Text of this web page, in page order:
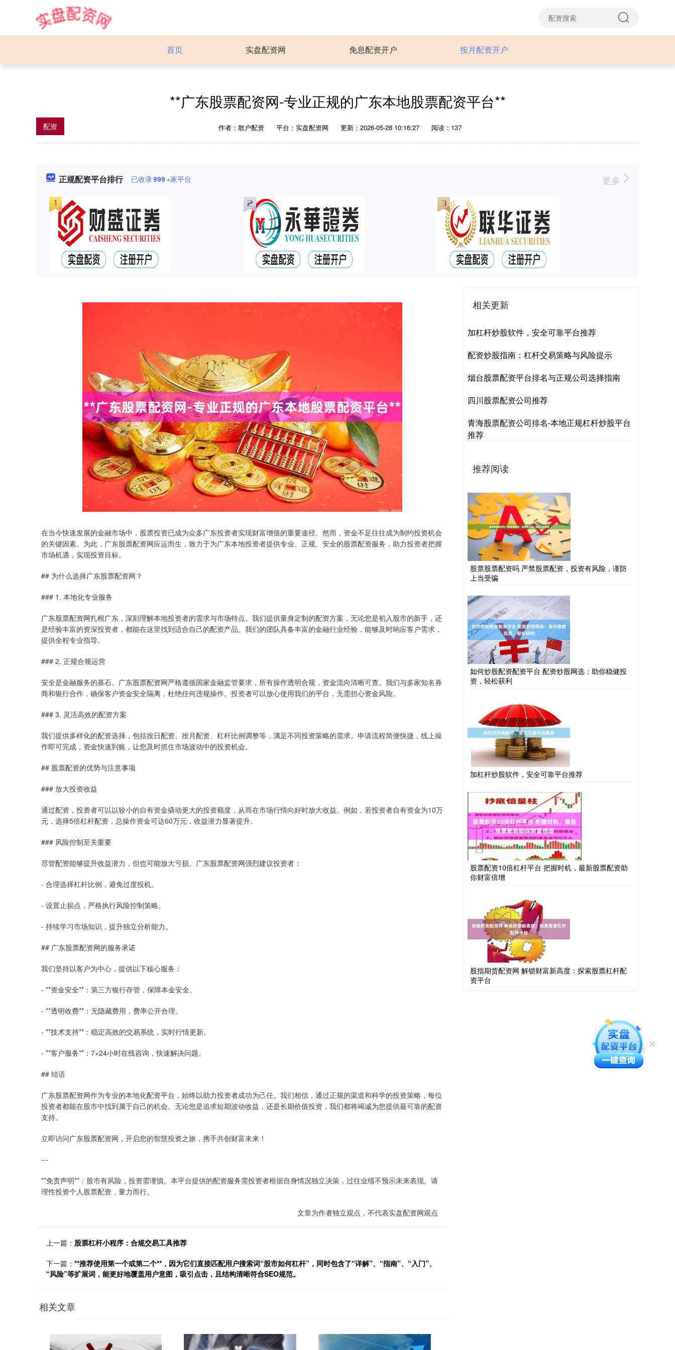
首页 实盘配资网 免息配资开户 按月配资开户
**广东股票配资网-专业正规的广东本地股票配资平台**
配资 作者：散户配资 平台：实盘配资网 更新：2026-05-28 10:16:27 阅读：137
正规配资平台排行 已收录999+家平台 更多
在当今快速发展的金融市场中，股票投资已成为众多广东投资者实现财富增值的重要途径。然而，资金不足往往成为制约投资机会
的关键因素。为此，广东股票配资网应运而生，致力于为广东本地投资者提供专业、正规、安全的股票配资服务，助力投资者把握
市场机遇，实现投资目标。
## 为什么选择广东股票配资网？
### 1. 本地化专业服务
广东股票配资网扎根广东，深刻理解本地投资者的需求与市场特点。我们提供量身定制的配资方案，无论您是初入股市的新手，还
是经验丰富的资深投资者，都能在这里找到适合自己的配资产品。我们的团队具备丰富的金融行业经验，能够及时响应客户需求，
提供全程专业指导。
### 2. 正规合规运营
安全是金融服务的基石。广东股票配资网严格遵循国家金融监管要求，所有操作透明合规，资金流向清晰可查。我们与多家知名券
商和银行合作，确保客户资金安全隔离，杜绝任何违规操作。投资者可以放心使用我们的平台，无需担心资金风险。
### 3. 灵活高效的配资方案
我们提供多样化的配资选择，包括按日配资、按月配资、杠杆比例调整等，满足不同投资策略的需求。申请流程简便快捷，线上操
作即可完成，资金快速到账，让您及时抓住市场波动中的投资机会。
## 股票配资的优势与注意事项
### 放大投资收益
通过配资，投资者可以以较小的自有资金撬动更大的投资额度，从而在市场行情向好时放大收益。例如，若投资者自有资金为10万
元，选择5倍杠杆配资，总操作资金可达60万元，收益潜力显著提升。
### 风险控制至关重要
尽管配资能够提升收益潜力，但也可能放大亏损。广东股票配资网强烈建议投资者：
- 合理选择杠杆比例，避免过度投机。
- 设置止损点，严格执行风险控制策略。
- 持续学习市场知识，提升独立分析能力。
## 广东股票配资网的服务承诺
我们坚持以客户为中心，提供以下核心服务：
- **资金安全**：第三方银行存管，保障本金安全。
- **透明收费**：无隐藏费用，费率公开合理。
- **技术支持**：稳定高效的交易系统，实时行情更新。
- **客户服务**：7×24小时在线咨询，快速解决问题。
## 结语
广东股票配资网作为专业的本地化配资平台，始终以助力投资者成功为己任。我们相信，通过正规的渠道和科学的投资策略，每位
投资者都能在股市中找到属于自己的机会。无论您是追求短期波动收益，还是长期价值投资，我们都将竭诚为您提供最可靠的配资
支持。
立即访问广东股票配资网，开启您的智慧投资之旅，携手共创财富未来！
---
**免责声明**：股市有风险，投资需谨慎。本平台提供的配资服务需投资者根据自身情况独立决策，过往业绩不预示未来表现。请
理性投资个人股票配资，量力而行。
文章为作者独立观点，不代表实盘配资网观点
上一篇： 股票杠杆小程序：合规交易工具推荐
下一篇： **推荐使用第一个或第二个**，因为它们直接匹配用户搜索词“股市如何杠杆”，同时包含了“详解”、“指南”、“入门”、
“风险”等扩展词，能更好地覆盖用户意图，吸引点击，且结构清晰符合SEO规范。
相关文章
相关更新
加杠杆炒股软件，安全可靠平台推荐
配资炒股指南：杠杆交易策略与风险提示
烟台股票配资平台排名与正规公司选择指南
四川股票配资公司推荐
青海股票配资公司排名-本地正规杠杆炒股平台
推荐
推荐阅读
股票股票配资吗 严禁股票配资，投资有风险，谨防
上当受骗
如何炒股配资配资平台 配资炒股网选：助你稳健投
资，轻松获利
加杠杆炒股软件，安全可靠平台推荐
股票配资10倍杠杆平台 把握时机，最新股票配资助
你财富倍增
股指期货配资网 解锁财富新高度：探索股票杠杆配
资平台